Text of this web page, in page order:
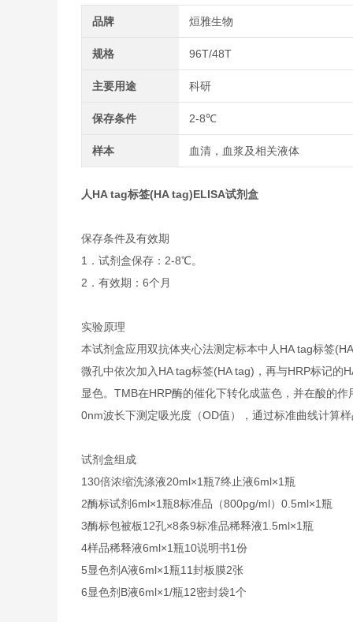
品牌 烜雅生物
规格 96T/48T
主要用途 科研
保存条件 2-8℃
样本 血清，血浆及相关液体
人HA tag标签(HA tag)ELISA试剂盒
保存条件及有效期
1．试剂盒保存：2-8℃。
2．有效期：6个月
实验原理
本试剂盒应用双抗体夹心法测定标本中人HA tag标签
微孔中依次加入HA tag标签(HA tag)，再与HRP标记的
显色。TMB在HRP酶的催化下转化成蓝色，并在酸的
0nm波长下测定吸光度（OD值），通过标准曲线计算
试剂盒组成
130倍浓缩洗涤液20ml×1瓶7终止液6ml×1瓶
2酶标试剂6ml×1瓶8标准品（800pg/ml） 0.5ml×1瓶
3酶标包被板12孔×8条9标准品稀释液1.5ml×1瓶
4样品稀释液6ml×1瓶10说明书1份
5显色剂A液6ml×1瓶11封板膜2张
6显色剂B液6ml×1/瓶12密封袋1个